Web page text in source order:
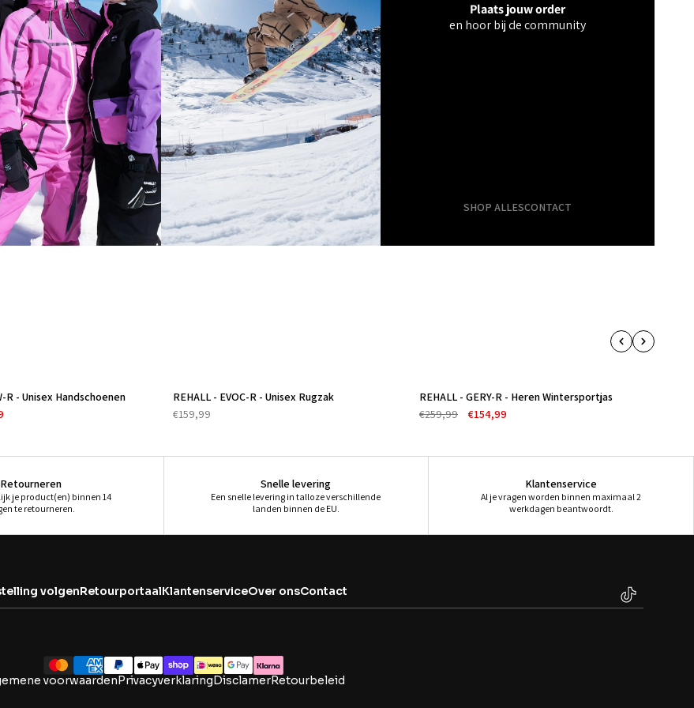
Plaats jouw order
en hoor bij de community
SHOP ALLESCONTACT
R - Unisex Handschoenen
REHALL - EVOC-R - Unisex Rugzak
€159,99
-40%
REHALL - GERY-R - Heren Wintersportjas
€259,99
€154,99
Retourneren
je product(en) binnen 14
te retourneren.
Snelle levering
Een snelle levering in talloze verschillende
landen binnen de EU.
Klantenservice
Al je vragen worden binnen maximaal 2
werkdagen beantwoordt.
volgenRetourportaalKlantenserviceOver onsContact
voorwaardenPrivacyverklaringDisclamerRetourbeleid